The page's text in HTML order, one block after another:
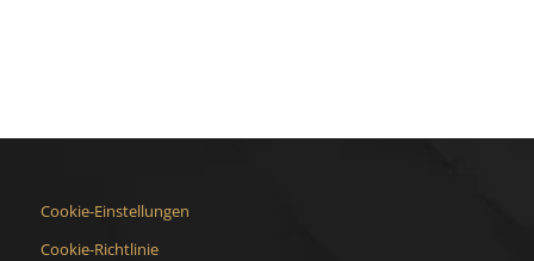
Cookie-Einstellungen
Cookie-Richtlinie